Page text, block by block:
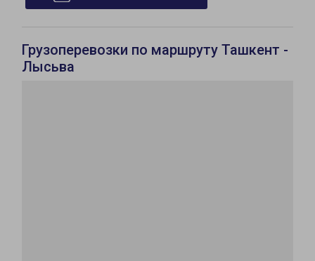
Грузоперевозки по маршруту Ташкент -
Лысьва